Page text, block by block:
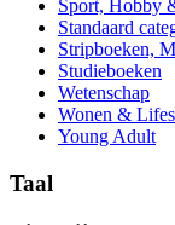
Sport, Hobby
Standaard
Stripboeken,
Studieboeken
Wetenschap
Wonen &
Young Adult
Taal